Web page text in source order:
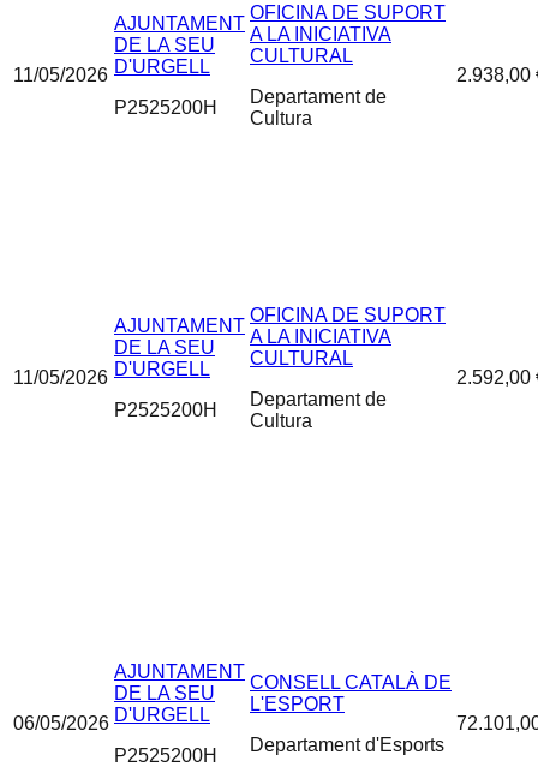
11/05/2026
AJUNTAMENT
DE LA SEU
D'URGELL
P2525200H
OFICINA DE SUPORT
A LA INICIATIVA
CULTURAL
Departament de
Cultura
2.938,00
11/05/2026
AJUNTAMENT
DE LA SEU
D'URGELL
P2525200H
OFICINA DE SUPORT
A LA INICIATIVA
CULTURAL
Departament de
Cultura
2.592,00
06/05/2026
AJUNTAMENT
DE LA SEU
D'URGELL
P2525200H
CONSELL CATALÀ DE
L'ESPORT
Departament d'Esports